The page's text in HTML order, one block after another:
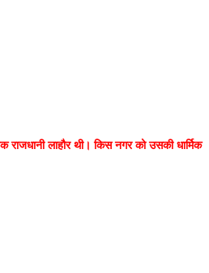
लाहौर थी। किस नगर को उसकी धार्मिक